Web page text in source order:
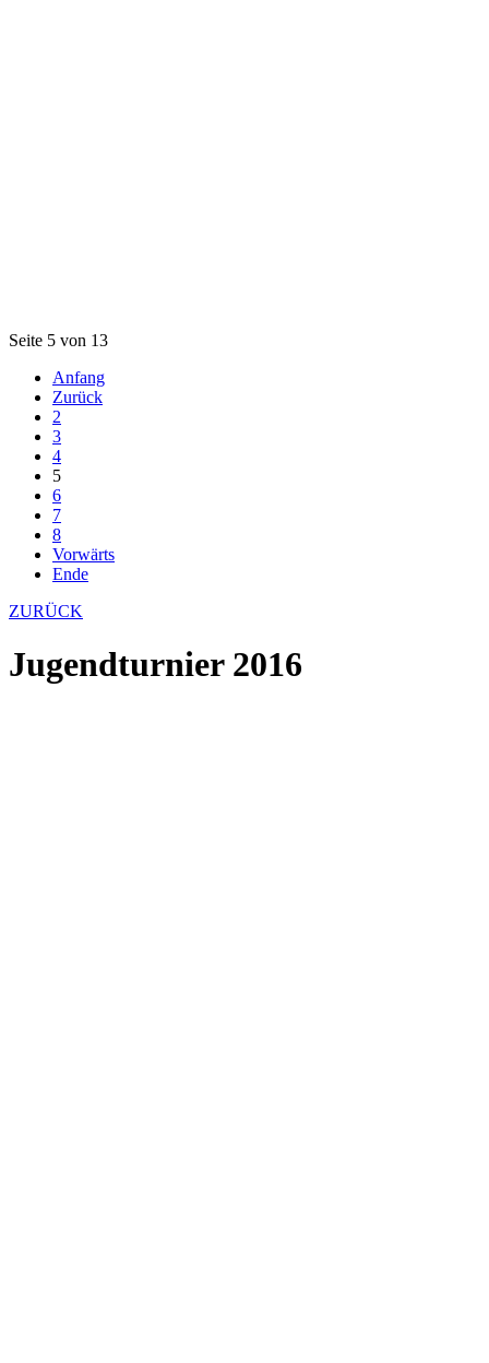
Seite 5 von 13
Anfang
Zurück
2
3
4
5
6
7
8
Vorwärts
Ende
ZURÜCK
Jugendturnier 2016